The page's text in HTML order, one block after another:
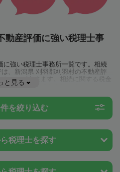
動産評価に強い税理士事
に強い税理士事務所一覧です。相続
、新潟県 刈羽郡刈羽村の不動産評
ことが出来ます。相続に関する税金
士に相談してみましょう。
と見る
を絞り込む
税理士を探す